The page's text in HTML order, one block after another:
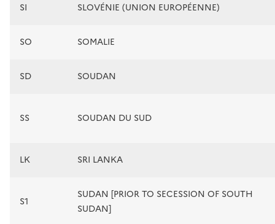
SI SLOVÉNIE (UNION EUROPÉENNE)
SO SOMALIE
SD SOUDAN
SS SOUDAN DU SUD
LK SRI LANKA
S1
SUDAN [PRIOR TO SECESSION OF SOUTH
SUDAN]